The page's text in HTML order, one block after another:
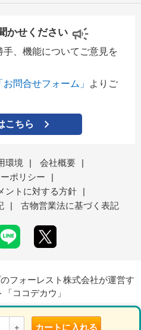
＋ カートに入れる
かせください
、機能についてご意見を
お問合せフォーム」
よりご
こちら
環境 | 会社概要
|
ポリシー
|
ントに対する方針
|
| 古物営業法に基づく表記
フォーレスト株式会社が運営す
ココデカウ」